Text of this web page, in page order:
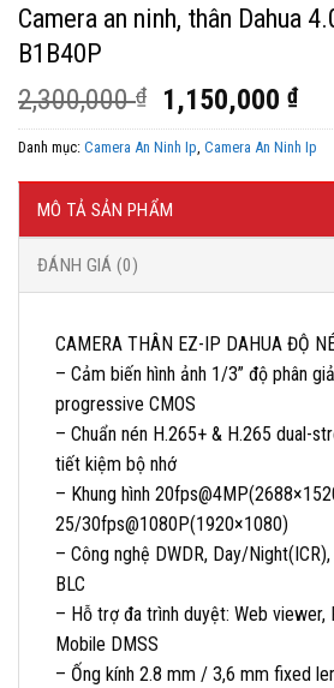
Camera an ninh, thân Dahua
B1B40P
2,300,000₫
Giá
gốc
là:
2,300,000 ₫.
1,150,000₫Giá
tại
là:
Danh mục: Camera An Ninh Ip Camera An Ninh Ip
MÔ TẢ SẢN PHẨM
ĐÁNH GIÁ (0)
CAMERA THÂN EZ-IP DAHUA ĐỘ
– Cảm biến hình ảnh 1/3” độ phân
progressive CMOS
– Chuẩn nén H.265+ & H.265 dual-
tiết kiệm bộ nhớ
– Khung hình
25/30fps@1080P(1920×1080)
– Công nghệ DWDR, Day/Night(ICR),
BLC
– Hỗ trợ đa trình duyệt: Web viewer,
Mobile DMSS
– Ống kính 2.8 mm / 3,6 mm fixed